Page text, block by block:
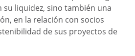
su liquidez, sino también una
en la relación con socios
de sus proyectos de